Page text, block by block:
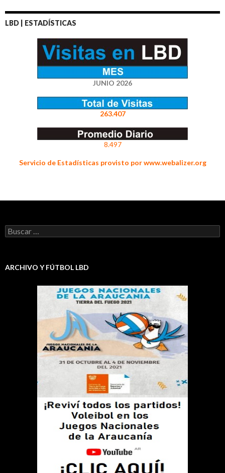
LBD | ESTADÍSTICAS
JUNIO 2026
263.407
8.497
Servicio de Estadísticas provisto por www.webalizer.org
Buscar:
ARCHIVO Y FÚTBOL LBD